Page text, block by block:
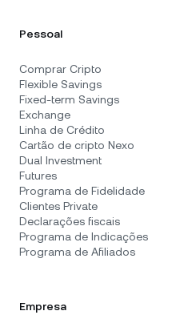
Pessoal
Comprar Cripto
Flexible Savings
Fixed-term Savings
Exchange
Linha de Crédito
Cartão de cripto Nexo
Dual Investment
Futures
Programa de Fidelidade
Clientes Private
Declarações fiscais
Programa de Indicações
Programa de Afiliados
Empresa